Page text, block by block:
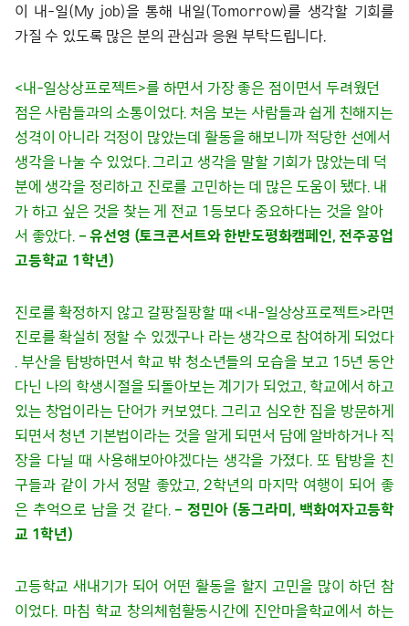
이 내-일(My job)을 통해 내일(Tomorrow)를 생각할 기회를
가질 수 있도록 많은 분의 관심과 응원 부탁드립니다.
<내-일상상프로젝트>를 하면서 가장 좋은 점이면서 두려웠던
점은 사람들과의 소통이었다. 처음 보는 사람들과 쉽게 친해지는
성격이 아니라 걱정이 많았는데 활동을 해보니까 적당한 선에서
생각을 나눌 수 있었다. 그리고 생각을 말할 기회가 많았는데 덕
분에 생각을 정리하고 진로를 고민하는 데 많은 도움이 됐다. 내
가 하고 싶은 것을 찾는 게 전교 1등보다 중요하다는 것을 알아
서 좋았다. – 유선영 (토크콘서트와 한반도평화캠페인, 전주공업
고등학교 1학년)
진로를 확정하지 않고 갈팡질팡할 때 <내-일상상프로젝트>라면
진로를 확실히 정할 수 있겠구나 라는 생각으로 참여하게 되었다
. 부산을 탐방하면서 학교 밖 청소년들의 모습을 보고 15년 동안
다닌 나의 학생시절을 되돌아보는 계기가 되었고, 학교에서 하고
있는 창업이라는 단어가 커보였다. 그리고 심오한 집을 방문하게
되면서 청년 기본법이라는 것을 알게 되면서 담에 알바하거나 직
장을 다닐 때 사용해보아야겠다는 생각을 가졌다. 또 탐방을 친
구들과 같이 가서 정말 좋았고, 2학년의 마지막 여행이 되어 좋
은 추억으로 남을 것 같다. – 정민아 (동그라미, 백화여자고등학
교 1학년)
고등학교 새내기가 되어 어떤 활동을 할지 고민을 많이 하던 참
이었다. 마침 학교 창의체험활동시간에 진안마을학교에서 하는